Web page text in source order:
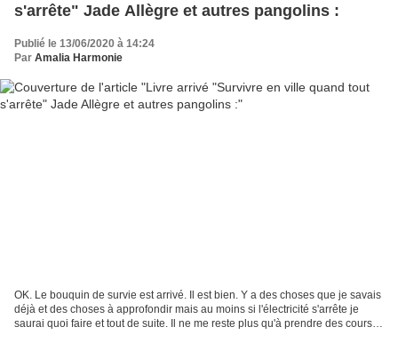
s'arrête" Jade Allègre et autres pangolins :
Publié le 13/06/2020 à 14:24
Par Amalia Harmonie
OK. Le bouquin de survie est arrivé. Il est bien. Y a des choses que je savais
déjà et des choses à approfondir mais au moins si l'électricité s'arrête je
saurai quoi faire et tout de suite. Il ne me reste plus qu'à prendre des cours